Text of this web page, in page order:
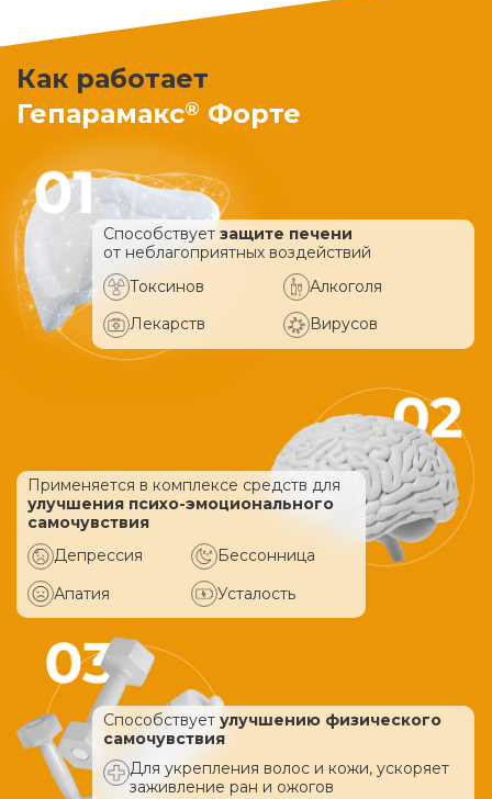
Как работает
Гепарамакс® Форте
Способствует защите печени
от неблагоприятных воздействий
Токсинов
Алкоголя
Лекарств
Вирусов
Применяется в комплексе средств для
улучшения психо-эмоционального
самочувствия
Депрессия
Бессонница
Апатия
Усталость
Способствует улучшению физического
самочувствия
Для укрепления волос и кожи, ускоряет
заживление ран и ожогов